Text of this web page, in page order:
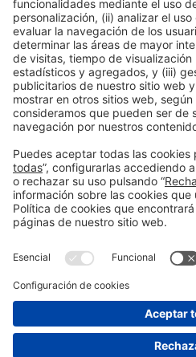
Ponentes
PONENT
Laia Morales Soto
Socia fundadora
Bexperience
Organizadores